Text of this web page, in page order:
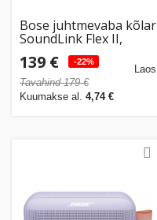
Bose juhtmevaba kõlar
SoundLink Flex II,
139 € -22%
Tavahind 179 €
Kuumakse al. 4,74 €
Laos